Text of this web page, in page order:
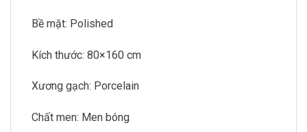
Bề mặt: Polished
Kích thước: 80×160 cm
Xương gạch: Porcelain
Chất men: Men bóng